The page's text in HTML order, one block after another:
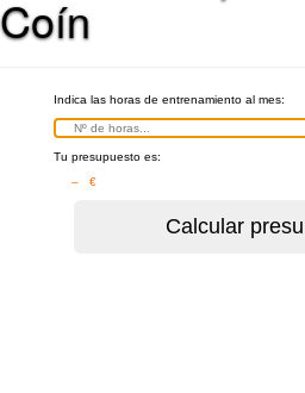
Coín
Indica las horas de entrenamiento al mes:
Tu presupuesto es:
– €